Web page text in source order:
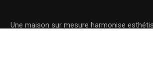
Une maison sur mesure harmonise